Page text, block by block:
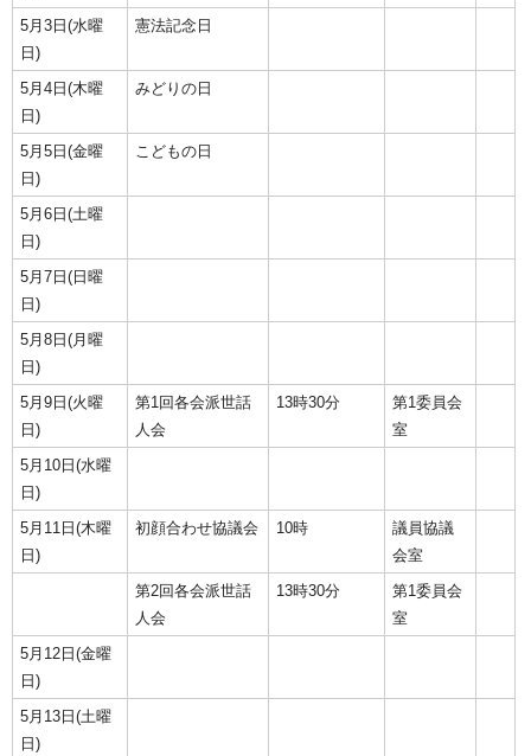
5月3日(水曜
日)
憲法記念日
5月4日(木曜
日)
みどりの日
5月5日(金曜
日)
こどもの日
5月6日(土曜
日)
5月7日(日曜
日)
5月8日(月曜
日)
5月9日(火曜
日)
第1回各会派世話
人会
13時30分
第1委員会
室
5月10日(水曜
日)
5月11日(木曜
日)
初顔合わせ協議会 10時
議員協議
会室
第2回各会派世話
人会
13時30分
第1委員会
室
5月12日(金曜
日)
5月13日(土曜
日)